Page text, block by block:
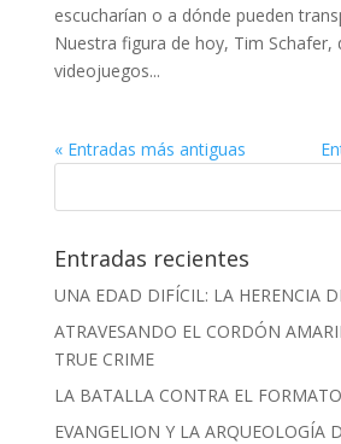
escucharían o a dónde pueden
Nuestra figura de hoy, Tim Schafer,
videojuegos...
« Entradas más antiguas
Entradas recientes
UNA EDAD DIFÍCIL: LA HERENCIA
ATRAVESANDO EL CORDÓN
TRUE CRIME
LA BATALLA CONTRA EL
EVANGELION Y LA ARQUEOLOGÍA